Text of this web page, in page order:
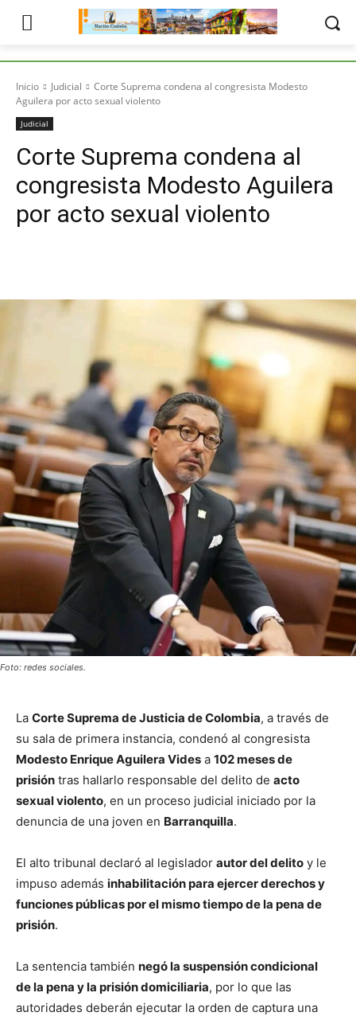
Inicio Judicial
Corte Suprema condena al congresista Modesto
Aguilera por acto sexual violento
Judicial
Corte Suprema condena al
congresista Modesto Aguilera
por acto sexual violento
Foto: redes sociales.
La Corte Suprema de Justicia de Colombia, a través de
su sala de primera instancia, condenó al congresista
Modesto Enrique Aguilera Vides a 102 meses de
prisión tras hallarlo responsable del delito de acto
sexual violento, en un proceso judicial iniciado por la
denuncia de una joven en Barranquilla.
El alto tribunal declaró al legislador autor del delito y le
impuso además inhabilitación para ejercer derechos y
funciones públicas por el mismo tiempo de la pena de
prisión.
La sentencia también negó la suspensión condicional
de la pena y la prisión domiciliaria, por lo que las
autoridades deberán ejecutar la orden de captura una